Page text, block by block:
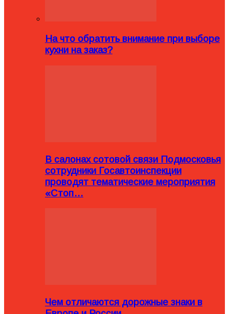
На что обратить внимание при выборе
кухни на заказ?
В салонах сотовой связи Подмосковья
сотрудники Госавтоинспекции
проводят тематические мероприятия
«Стоп…
Чем отличаются дорожные знаки в